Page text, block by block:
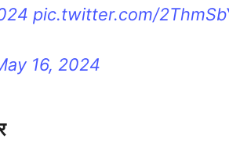
pic.twitter.com/
16, 2024